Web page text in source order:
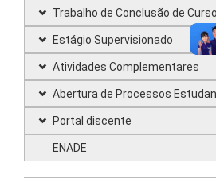
Trabalho de Conclusão de
Estágio Supervisionado
Atividades Complementares
Abertura de Processos
Portal discente
ENADE